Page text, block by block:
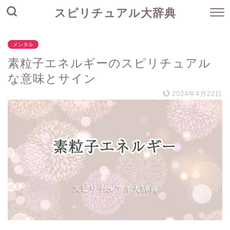
スピリチュアル大辞典
メンタル
素粒子エネルギーのスピリチュアル
な意味とサイン
2024年4月22日